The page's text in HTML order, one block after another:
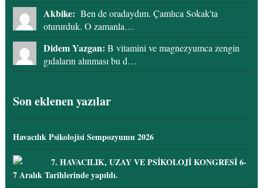
Akbike: Ben de oradaydım. Çamlıca Sokak'ta
otururduk. O zamanla…
Didem Yazgan: B vitamini ve magnezyumca zengin
gıdaların alınması bu d…
Son eklenen yazılar
Havacılık Psikolojisi Sempozyumu 2026
7. HAVACILIK, UZAY VE PSİKOLOJİ KONGRESİ 6-
7 Aralık Tarihlerinde yapıldı.